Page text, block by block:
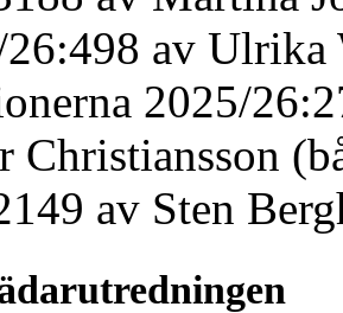
av
2025/
Christiansson
av Sten